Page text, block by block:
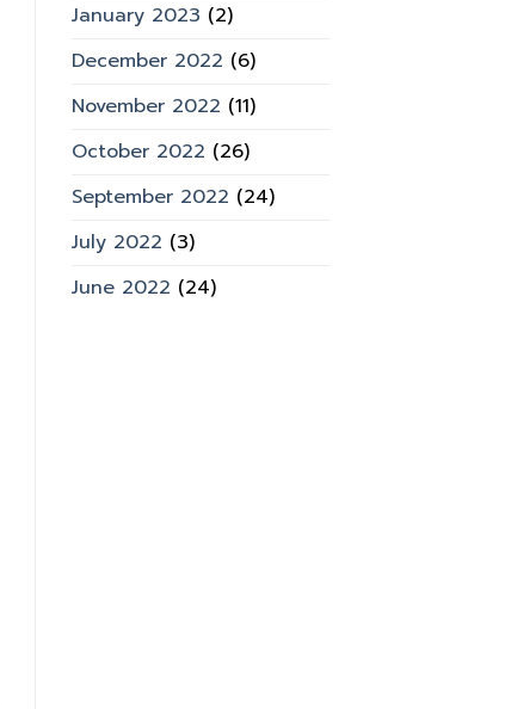
January 2023 (2)
December 2022 (6)
November 2022 (11)
October 2022 (26)
September 2022 (24)
July 2022 (3)
June 2022 (24)